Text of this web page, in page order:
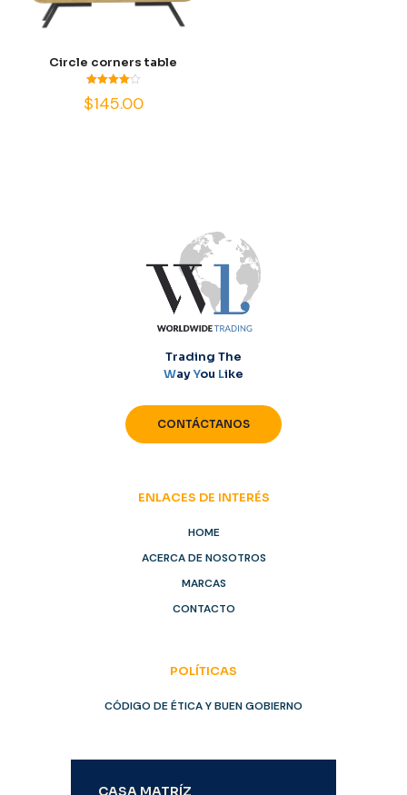
Circle corners table
con
$145.00
Trading The
WayYou Like
CONTÁCTANOS
ENLACES DE INTERÉS
HOME
ACERCA DE NOSOTROS
MARCAS
CONTACTO
POLÍTICAS
CÓDIGO DE ÉTICA Y BUEN GOBIERNO
CASA MATRÍZ